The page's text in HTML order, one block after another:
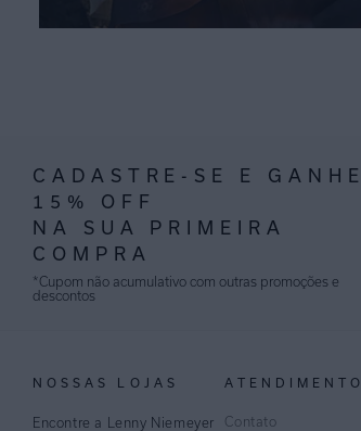
CADASTRE-SE E GANHE
15% OFF
NA SUA PRIMEIRA
COMPRA
*Cupom não acumulativo com outras promoções e
descontos
NOSSAS LOJAS
Encontre a Lenny Niemeyer
ATENDIMENTO
Contato